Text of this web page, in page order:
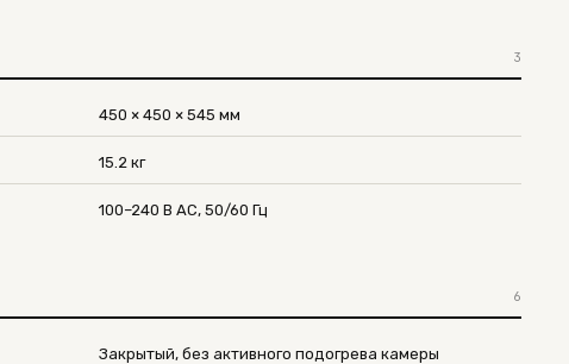
3
450 × 450 × 545 мм
15.2 кг
100–240 В AC, 50/60 Гц
6
Закрытый, без активного подогрева камеры